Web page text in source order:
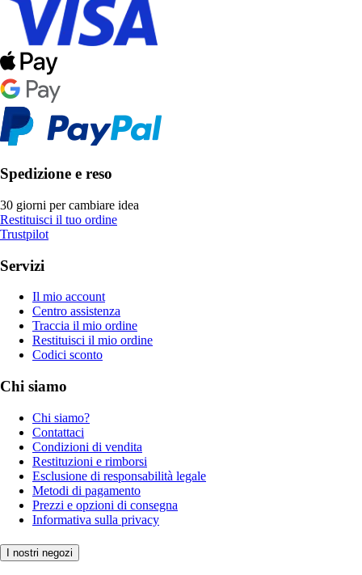
Spedizione e reso
30 giorni per cambiare idea
Restituisci il tuo ordine
Trustpilot
Servizi
Il mio account
Centro assistenza
Traccia il mio ordine
Restituisci il mio ordine
Codici sconto
Chi siamo
Chi siamo?
Contattaci
Condizioni di vendita
Restituzioni e rimborsi
Esclusione di responsabilità legale
Metodi di pagamento
Prezzi e opzioni di consegna
Informativa sulla privacy
I nostri negozi